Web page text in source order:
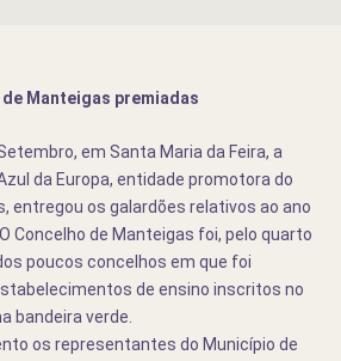
Manteigas premiadas
em Santa Maria da Feira, a
da Europa, entidade promotora do
entregou os galardões relativos ao ano
Concelho de Manteigas foi, pelo quarto
poucos concelhos em que foi
de ensino inscritos no
bandeira verde.
os representantes do Município de